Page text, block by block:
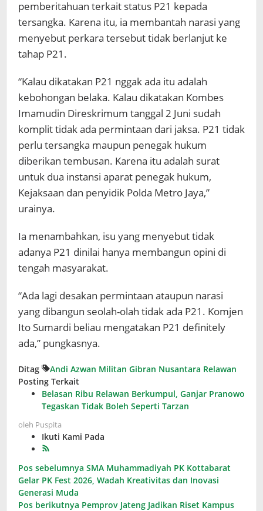
pemberitahuan terkait status P21 kepada
tersangka. Karena itu, ia membantah narasi yang
menyebut perkara tersebut tidak berlanjut ke
tahap P21.
“Kalau dikatakan P21 nggak ada itu adalah
kebohongan belaka. Kalau dikatakan Kombes
Imamudin Direskrimum tanggal 2 Juni sudah
komplit tidak ada permintaan dari jaksa. P21 tidak
perlu tersangka maupun penegak hukum
diberikan tembusan. Karena itu adalah surat
untuk dua instansi aparat penegak hukum,
Kejaksaan dan penyidik Polda Metro Jaya,”
urainya.
Ia menambahkan, isu yang menyebut tidak
adanya P21 dinilai hanya membangun opini di
tengah masyarakat.
“Ada lagi desakan permintaan ataupun narasi
yang dibangun seolah-olah tidak ada P21. Komjen
Ito Sumardi beliau mengatakan P21 definitely
ada,” pungkasnya.
Ditag Andi Azwan Militan Gibran Nusantara Relawan
Posting Terkait
Belasan Ribu Relawan Berkumpul, Ganjar Pranowo
Tegaskan Tidak Boleh Seperti Tarzan
oleh Puspita
Ikuti Kami Pada
Navigasi
pos
Pos sebelumnya SMA Muhammadiyah PK Kottabarat
Gelar PK Fest 2026, Wadah Kreativitas dan Inovasi
Generasi Muda
Pos berikutnya Pemprov Jateng Jadikan Riset Kampus